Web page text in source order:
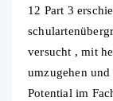
12 Part 3
versucht , mit
umzugehen
Potential im